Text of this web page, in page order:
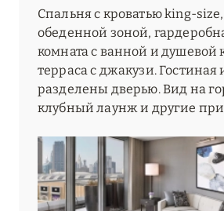
Спальня с кроватью king-
обеденной зоной,
комната с ванной и душевой
терраса с джакузи. Гостиная
разделены дверью. Вид на
клубный лаунж и другие